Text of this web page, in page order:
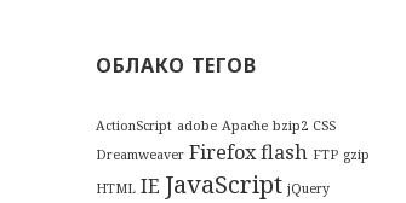
ОБЛАКО ТЕГОВ
ActionScript adobe Apache bzip2 CSS
Dreamweaver Firefoxflash FTP gzip
HTML IE JavaScript jQuery